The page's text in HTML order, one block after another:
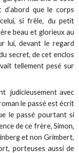
que le corps
si frêle, du petit
beau et glorieux au
lui, devant le regard
secret, de cet enclos
tellement pesé sur
judicieusement avec
le passé est écrit
le passé pourtant si
de ce frère, Simon,
et non Grimbert,
porteuses aussi de